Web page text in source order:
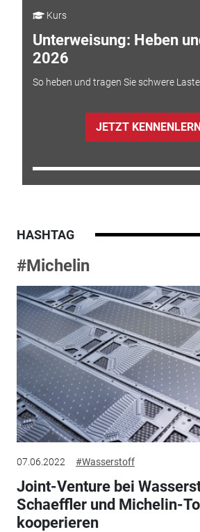
Kurs
Unterweisung: Heben
2026
So heben und tragen Sie schwere
JETZT
HASHTAG
#Michelin
07.06.2022 #Wasserstoff
Joint-Venture bei
Schaeffler und Michelin-
kooperieren